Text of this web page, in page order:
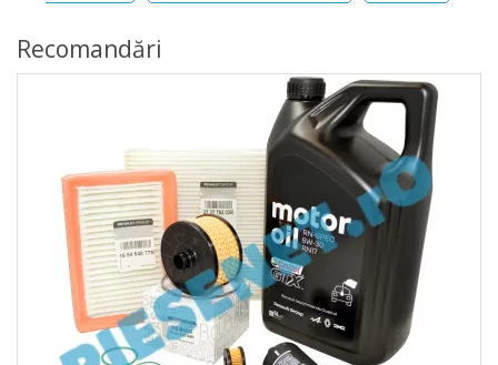
Recomandări